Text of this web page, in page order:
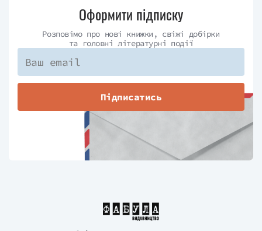
Оформити підписку
Розповімо про нові книжки, свіжі добірки
та головні літературні події
Підписатись